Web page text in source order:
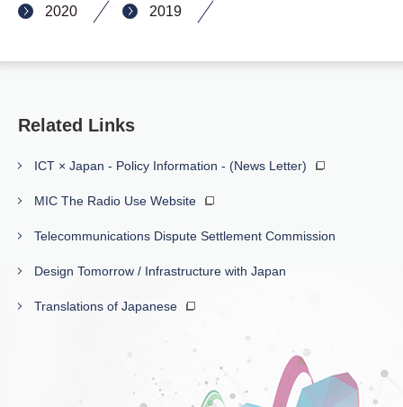
2020 2019
Related Links
ICT × Japan - Policy Information - (News Letter)
MIC The Radio Use Website
Telecommunications Dispute Settlement Commission
Design Tomorrow / Infrastructure with Japan
Translations of Japanese